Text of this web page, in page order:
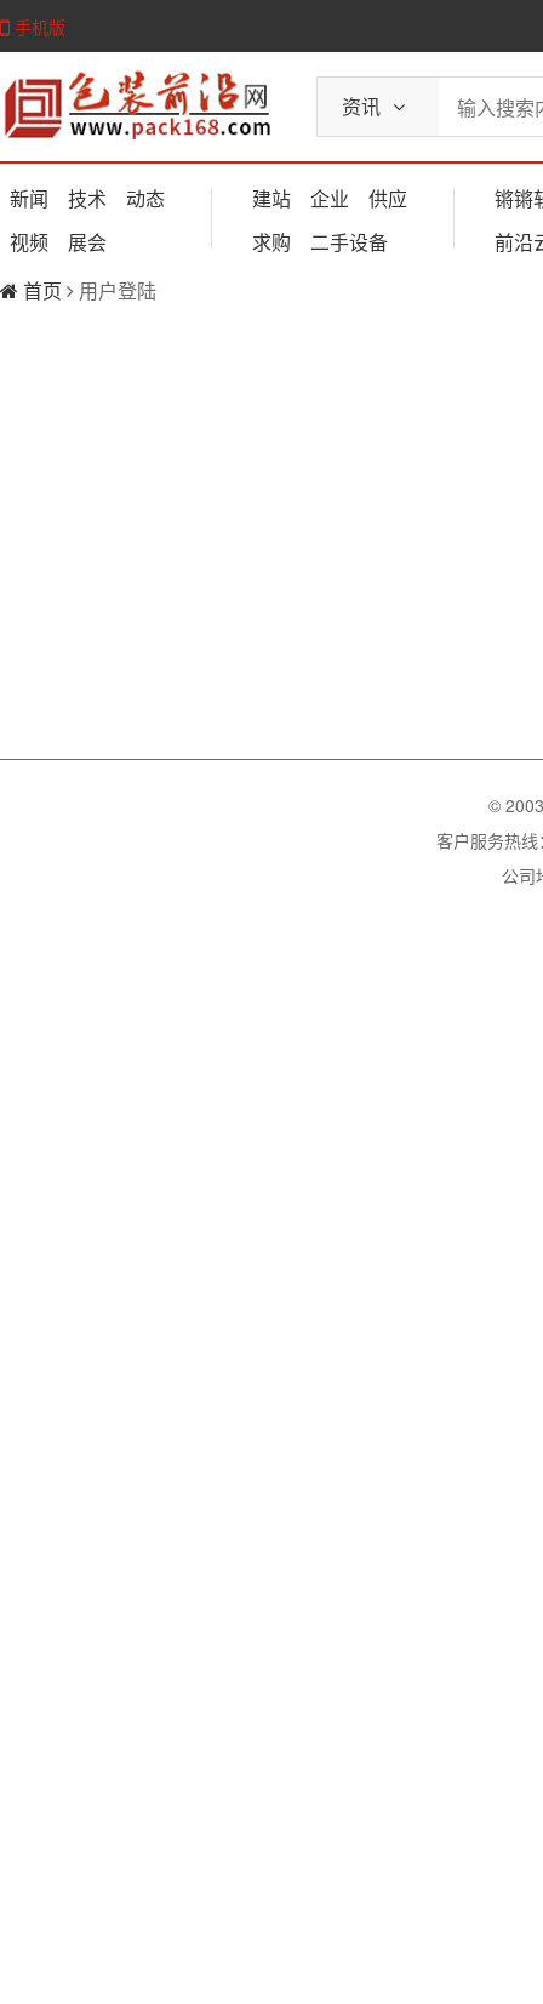
手机版
资讯
新闻 技术
动态
视频
展会
建站 企业
供应
求购
二手设备
锵锵
前沿
首页
用户登陆
©
客户服务热
公司